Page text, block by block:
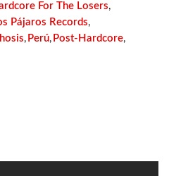
For The Losers,
Pájaros Records,
, Perú, Post-Hardcore,